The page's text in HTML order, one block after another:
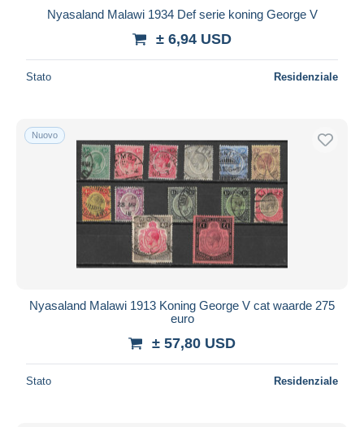
Nyasaland Malawi 1934 Def serie koning George V
± 6,94 USD
Stato Residenziale
Nuovo
Nyasaland Malawi 1913 Koning George V cat waarde 275
euro
± 57,80 USD
Stato Residenziale